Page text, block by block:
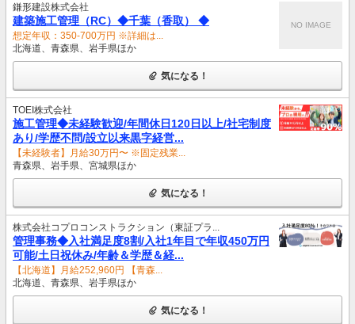
鎌形建設株式会社
建築施工管理（RC）◆千葉（香取） ◆
想定年収：350-700万円 ※詳細は...
北海道、青森県、岩手県ほか
NO IMAGE
気になる！
TOEI株式会社
施工管理◆未経験歓迎/年間休日120日以上/社宅制度
あり/学歴不問/設立以来黒字経営...
【未経験者】月給30万円〜 ※固定残業...
青森県、岩手県、宮城県ほか
気になる！
株式会社コプロコンストラクション（東証プラ...
管理事務◆入社満足度8割/入社1年目で年収450万円
可能/土日祝休み/年齢＆学歴＆経...
【北海道】月給252,960円 【青森...
北海道、青森県、岩手県ほか
気になる！